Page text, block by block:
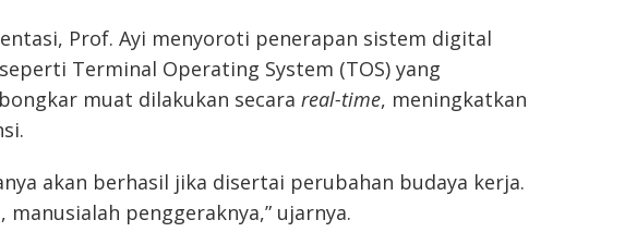
Prof. Ayi menyoroti penerapan sistem digital
Terminal Operating System (TOS) yang
muat dilakukan secara real-time, meningkatkan
akan berhasil jika disertai perubahan budaya kerja.
penggeraknya,” ujarnya.